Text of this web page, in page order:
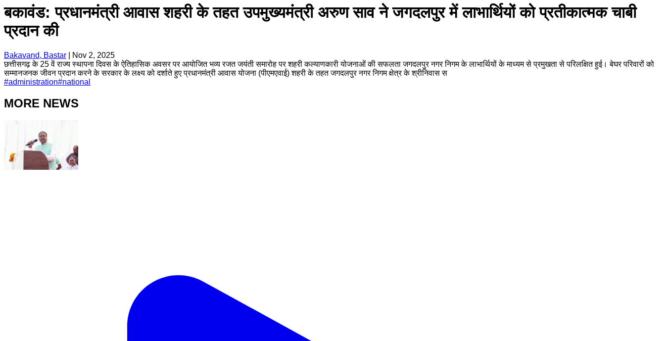
बकावंड: प्रधानमंत्री आवास शहरी के तहत उपमुख्यमंत्री अरुण साव ने जगदलपुर में लाभार्थियों को प्रतीकात्मक चाबी
प्रदान की
Bakavand, Bastar
Nov 2, 2025
छत्तीसगढ़ के 25 वें राज्य स्थापना दिवस के ऐतिहासिक अवसर पर आयोजित भव्य रजत जयंती समारोह पर शहरी कल्याणकारी योजनाओं की सफलता जगदलपुर नगर निगम के लाभार्थियों के माध्यम से प्रमुखता से परिलक्षित हुई। बेघर परिवारों को
सम्मानजनक जीवन प्रदान करने के सरकार के लक्ष्य को दर्शाते हुए प्रधानमंत्री आवास योजना (पीएमएवाई) शहरी के तहत जगदलपुर नगर निगम क्षेत्र के श्रीनिवास स
#administration#national
MORE NEWS